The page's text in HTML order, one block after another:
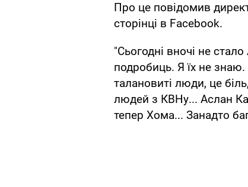
Про це повідомив
сторінці в Facebook.
"Сьогодні вночі не
подробиць. Я їх не
талановиті люди, це
людей з КВНу... Аслан
тепер Хома... Занадто